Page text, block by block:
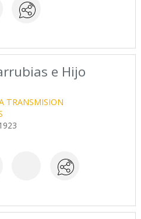
e Hijo
TRANSMISION